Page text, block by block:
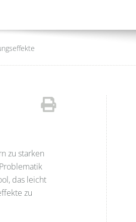
zu starken
das leicht
zu